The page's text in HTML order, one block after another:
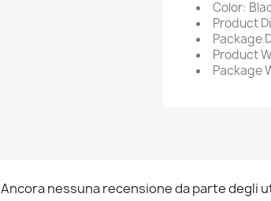
Color:
Product
Package
Product
Package
Ancora nessuna recensione da parte degli